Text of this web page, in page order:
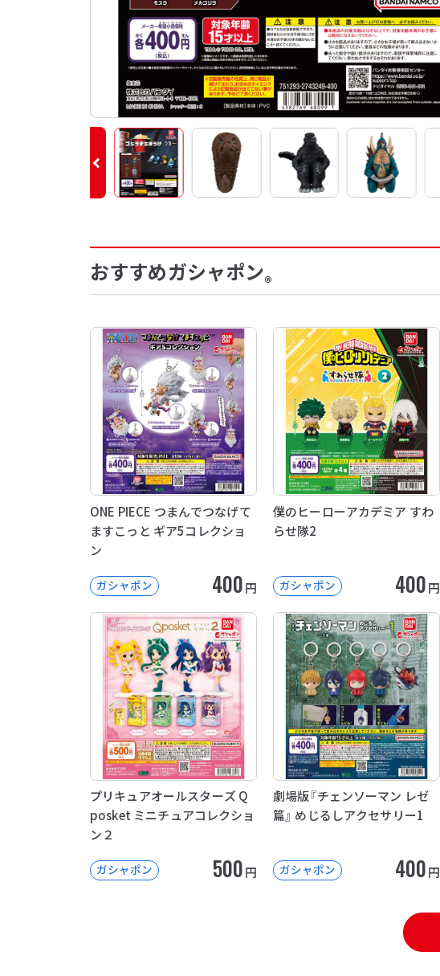
おすすめガシャポン®
ONE PIECE つまんでつなげて
ますこっと ギア5コレクショ
ン
ガシャポン 400円
僕のヒーローアカデミア すわ
らせ隊2
ガシャポン 400円
プリキュアオールスターズ Q
posket ミニチュアコレクショ
ン２
ガシャポン 500円
劇場版『チェンソーマン レゼ
篇』 めじるしアクセサリー1
ガシャポン 400円